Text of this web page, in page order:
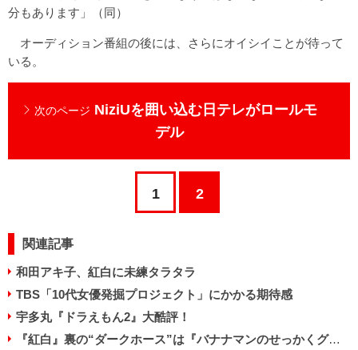
分もあります」（同）
オーディション番組の後には、さらにオイシイことが待って
いる。
次のページ NiziUを囲い込む日テレがロールモ
デル
1 2
関連記事
和田アキ子、紅白に未練タラタラ
TBS「10代女優発掘プロジェクト」にかかる期待感
宇多丸『ドラえもん2』大酷評！
『紅白』裏の“ダークホース”は『バナナマンのせっかくグルメ』か？